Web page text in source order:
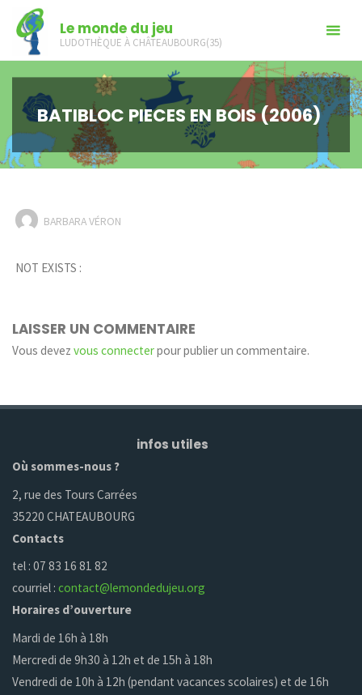
content
Le monde du jeu
LUDOTHÈQUE À CHÂTEAUBOURG(35)
BATIBLOC PIECES EN BOIS (2006)
BARBARA VÉRON
NOT EXISTS :
LAISSER UN COMMENTAIRE
Vous devezvous connecterpour publier un commentaire.
infos utiles
Où sommes-nous ?
2, rue des Tours Carrées
35220 CHATEAUBOURG
Contacts
tel : 07 83 16 81 82
courriel :contact@lemondedujeu.org
Horaires d’ouverture
Mardi de 16h à 18h
Mercredi de 9h30 à 12h et de 15h à 18h
Vendredi de 10h à 12h (pendant vacances scolaires) et de 16h